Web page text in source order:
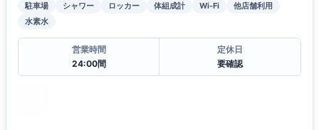
駐車場 シャワー ロッカー 体組成計 Wi-Fi
他店舗利用
水素水
営業時間
24:00間
定休日
要確認